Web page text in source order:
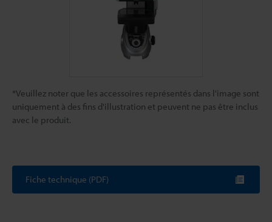
*Veuillez noter que les accessoires représentés dans l'image sont
uniquement à des fins d'illustration et peuvent ne pas être inclus
avec le produit.
Fiche technique (PDF)